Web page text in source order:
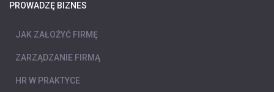
PROWADZĘ BIZNES
JAK ZAŁOŻYĆ FIRMĘ
ZARZĄDZANIE FIRMĄ
HR W PRAKTYCE